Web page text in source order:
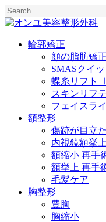
Skip
to
main
content
Close
Menu
輪郭矯正
顔の脂肪矯正
SMASクイ
蝶糸リフト
スキンリフ
フェイスラ
額整形
傷跡が目立
内視鏡額挙上
額縮小 再手
額挙上 再手
毛髪ケア
胸整形
豊胸
胸縮小